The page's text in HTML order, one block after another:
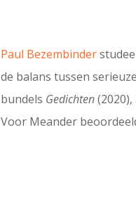
Paul Bezembinder
de balans tussen
bundels Gedichten(2020),
Voor Meander